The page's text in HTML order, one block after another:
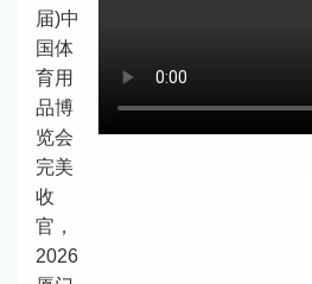
届)中
国体
育用
品博
览会
完美
收
官，
2026